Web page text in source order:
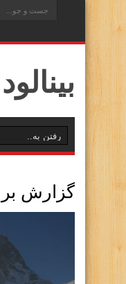
بينالود
گزارش